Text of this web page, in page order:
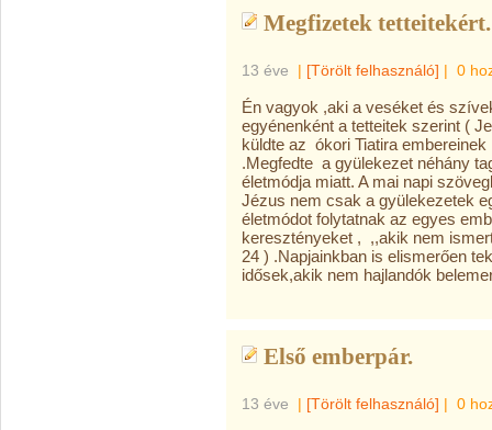
Megfizetek tetteitekért.
13 éve | [Törölt felhasználó] | 0
Én vagyok ,aki a veséket és
egyénenként a tetteitek szerint (
küldte az ókori Tiatira
.Megfedte a gyülekezet néhány
életmódja miatt. A mai napi
Jézus nem csak a gyülekezetek
életmódot folytatnak az egyes
keresztényeket , ,,akik nem
24 ) .Napjainkban is elismerően
idősek,akik nem hajlandók
Első emberpár.
13 éve | [Törölt felhasználó] | 0